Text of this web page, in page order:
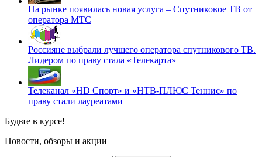
На рынке появилась новая услуга – Спутниковое ТВ от
оператора МТС
Россияне выбрали лучшего оператора спутникового ТВ.
Лидером по праву стала «Телекарта»
Телеканал «HD Спорт» и «НТВ-ПЛЮС Теннис» по
праву стали лауреатами
Будьте в курсе!
Новости, обзоры и акции